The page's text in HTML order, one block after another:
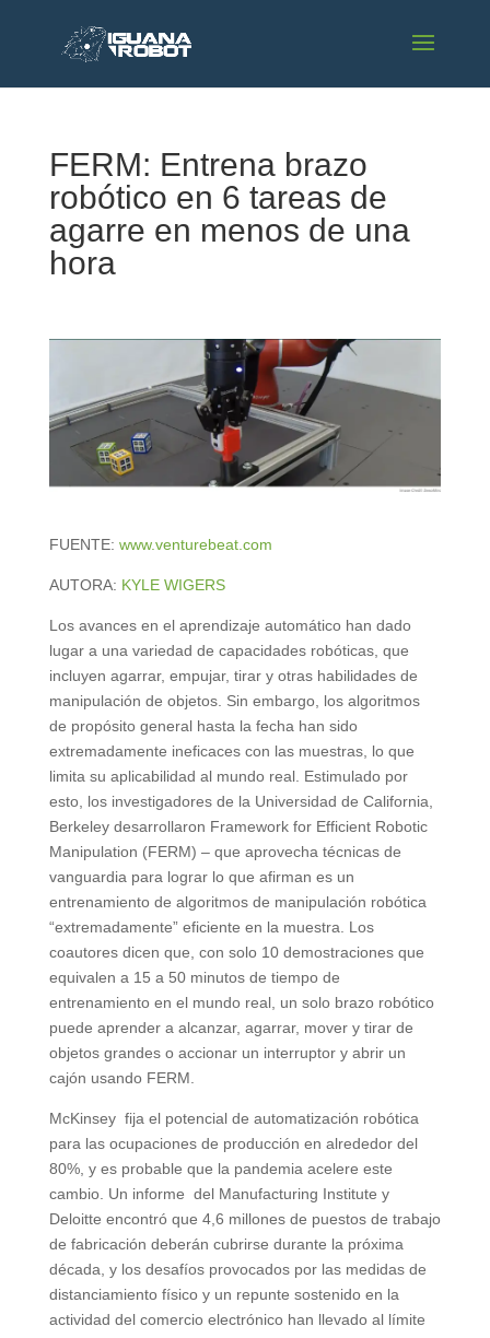
FERM: Entrena brazo
robótico en 6 tareas de
agarre en menos de una
hora
FUENTE: www.venturebeat.com
AUTORA: KYLE WIGERS
Los avances en el aprendizaje automático han dado
lugar a una variedad de capacidades robóticas, que
incluyen agarrar, empujar, tirar y otras habilidades de
manipulación de objetos. Sin embargo, los algoritmos
de propósito general hasta la fecha han sido
extremadamente ineficaces con las muestras, lo que
limita su aplicabilidad al mundo real. Estimulado por
esto, los investigadores de la Universidad de California,
Berkeley desarrollaron Framework for Efficient Robotic
Manipulation (FERM) – que aprovecha técnicas de
vanguardia para lograr lo que afirman es un
entrenamiento de algoritmos de manipulación robótica
“extremadamente” eficiente en la muestra. Los
coautores dicen que, con solo 10 demostraciones que
equivalen a 15 a 50 minutos de tiempo de
entrenamiento en el mundo real, un solo brazo robótico
puede aprender a alcanzar, agarrar, mover y tirar de
objetos grandes o accionar un interruptor y abrir un
cajón usando FERM.
McKinsey fija el potencial de automatización robótica
para las ocupaciones de producción en alrededor del
80%, y es probable que la pandemia acelere este
cambio. Un informe del Manufacturing Institute y
Deloitte encontró que 4,6 millones de puestos de trabajo
de fabricación deberán cubrirse durante la próxima
década, y los desafíos provocados por las medidas de
distanciamiento físico y un repunte sostenido en la
actividad del comercio electrónico han llevado al límite